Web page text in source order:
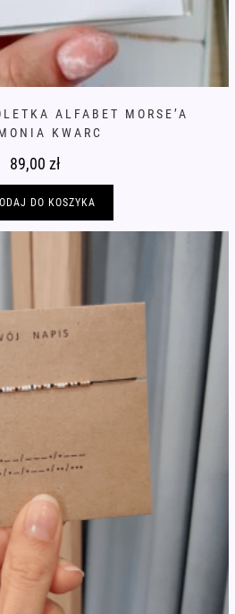
ALFABET MORSE’A
KWARC
89,00 zł
DO KOSZYKA